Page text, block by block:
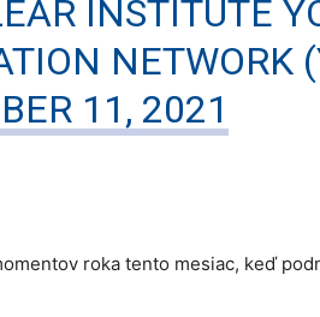
INSTITUTE
NETWORK
11, 2021
roka tento mesiac, keď